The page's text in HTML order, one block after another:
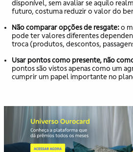
disponível, sem avaliar se aquilo
futuro, costuma reduzir o valor do
Não comparar opções de resgate:o
pode ter valores diferentes
troca (produtos, descontos,
Usar pontos como presente, não
pontos são vistos apenas como um
cumprir um papel importante no